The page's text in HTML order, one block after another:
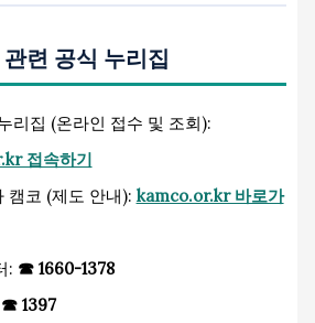
련 공식 누리집
리집 (온라인 접수 및 조회):
접속하기
캠코 (제도 안내): kamco.or.kr 바로가
: ☎ 1660-1378
☎ 1397